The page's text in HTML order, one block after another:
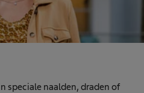
speciale naalden, draden of